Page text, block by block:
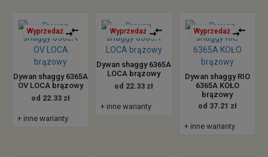
Wyprzedaż
Dywan shaggy 6365A
OV LOCA brązowy
od 22.33 zł
+ inne warianty
Wyprzedaż
Dywan shaggy 6365A
LOCA brązowy
od 22.33 zł
+ inne warianty
Wyprzedaż
Dywan shaggy RIO
6365A KOŁO
brązowy
od 37.21 zł
+ inne warianty